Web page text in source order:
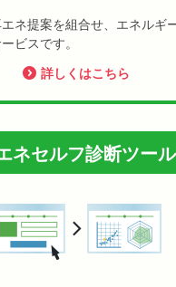
ネ提案を組合せ、エネルギ
ビスです。
詳しくはこちら
ネセルフ診断ツール